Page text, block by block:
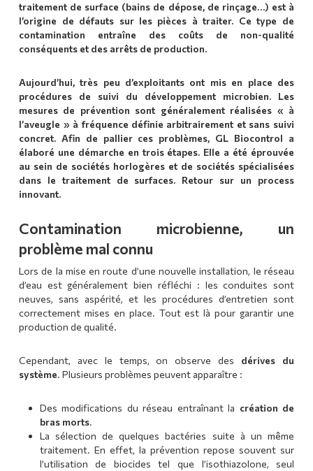
traitement de surface (bains de dépose, de rinçage…) est à
l’origine de défauts sur les pièces à traiter. Ce type de
contamination entraîne des coûts de non-qualité
conséquents et des arrêts de production.
Aujourd’hui, très peu d’exploitants ont mis en place des
procédures de suivi du développement microbien. Les
mesures de prévention sont généralement réalisées « à
l’aveugle » à fréquence définie arbitrairement et sans suivi
concret. Afin de pallier ces problèmes, GL Biocontrol a
élaboré une démarche en trois étapes. Elle a été éprouvée
au sein de sociétés horlogères et de sociétés spécialisées
dans le traitement de surfaces. Retour sur un process
innovant.
Contamination microbienne, un
problème mal connu
Lors de la mise en route d’une nouvelle installation, le réseau
d’eau est généralement bien réfléchi : les conduites sont
neuves, sans aspérité, et les procédures d’entretien sont
correctement mises en place. Tout est là pour garantir une
production de qualité.
Cependant, avec le temps, on observe des dérives du
système. Plusieurs problèmes peuvent apparaître :
Des modifications du réseau entraînant la création de
bras morts.
La sélection de quelques bactéries suite à un même
traitement. En effet, la prévention repose souvent sur
l’utilisation de biocides tel que l’isothiazolone, seul